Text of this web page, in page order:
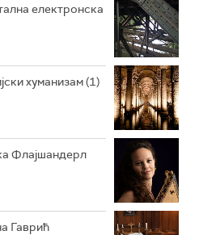
РАДИО ЏЕЗЕР
електронска
хуманизам (1)
Флајшандерл
Гаврић